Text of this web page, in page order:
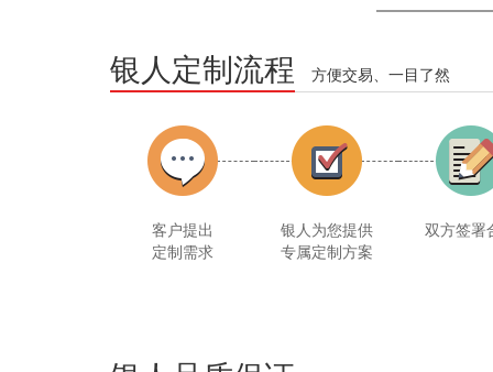
银人定制流程 方便交易、一目了然
客户提出
定制需求
银人为您提供
专属定制方案
双方签署